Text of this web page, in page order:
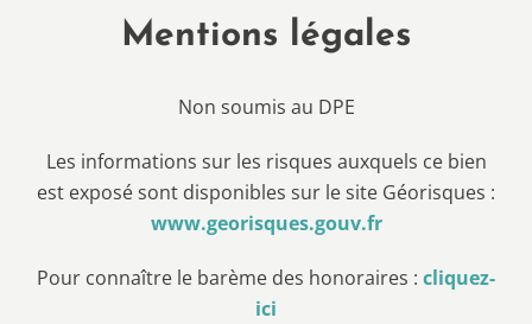
Mentions légales
Non soumis au DPE
Les informations sur les risques auxquels ce bien
est exposé sont disponibles sur le site Géorisques :
www.georisques.gouv.fr
Pour connaître le barème des honoraires : cliquez-
ici